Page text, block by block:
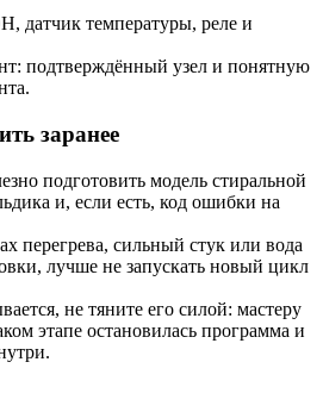
датчик температуры, реле и
подтверждённый узел и понятную
заранее
подготовить модель стиральной
и, если есть, код ошибки на
перегрева, сильный стук или вода
лучше не запускать новый цикл
не тяните его силой: мастеру
этапе остановилась программа и